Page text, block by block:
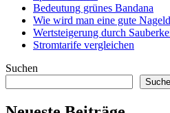
Bedeutung grünes Bandana
Wie wird man eine gute
Wertsteigerung durch
Stromtarife vergleichen
Suchen